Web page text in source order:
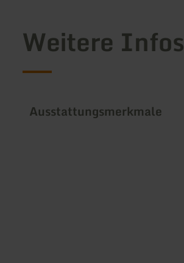
Weitere Infos
Ausstattungsmerkmale